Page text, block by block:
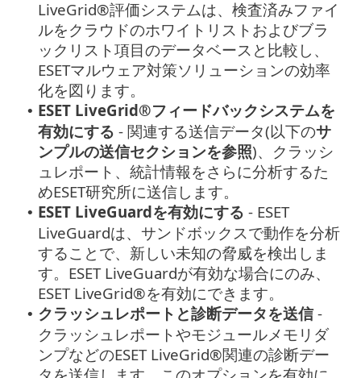
LiveGrid®評価システムは、検査済みファイ
ルをクラウドのホワイトリストおよびブラ
ックリスト項目のデータベースと比較し、
ESETマルウェア対策ソリューションの効率
化を図ります。
• ESET LiveGrid®フィードバックシステムを
有効にする - 関連する送信データ(以下のサ
ンプルの送信セクションを参照)、クラッシ
ュレポート、統計情報をさらに分析するた
めESET研究所に送信します。
• ESET LiveGuardを有効にする - ESET
LiveGuardは、サンドボックスで動作を分析
することで、新しい未知の脅威を検出しま
す。ESET LiveGuardが有効な場合にのみ、
ESET LiveGrid®を有効にできます。
• クラッシュレポートと診断データを送信-
クラッシュレポートやモジュールメモリダ
ンプなどのESET LiveGrid®関連の診断デー